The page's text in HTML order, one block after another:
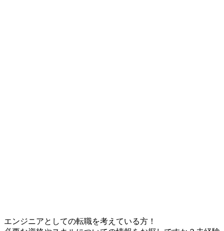
エンジニアとしての転職を考えている方！